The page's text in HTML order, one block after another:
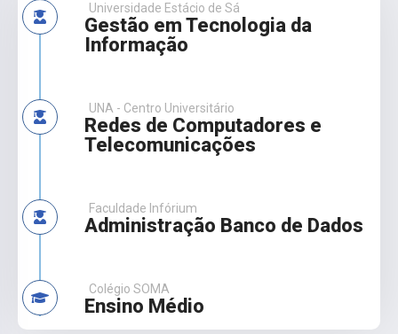
Universidade Estácio de Sá
Gestão em Tecnologia da
Informação
UNA - Centro Universitário
Redes de Computadores e
Telecomunicações
Faculdade Infórium
Administração Banco de Dados
Colégio SOMA
Ensino Médio